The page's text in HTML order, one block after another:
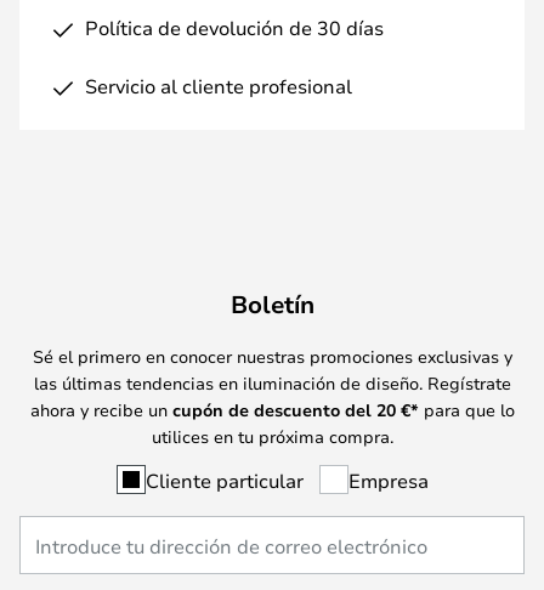
Política de devolución de 30 días
Servicio al cliente profesional
Boletín
Sé el primero en conocer nuestras promociones exclusivas y
las últimas tendencias en iluminación de diseño. Regístrate
ahora y recibe un cupón de descuento del 20 €* para que lo
utilices en tu próxima compra.
Cliente particular Empresa